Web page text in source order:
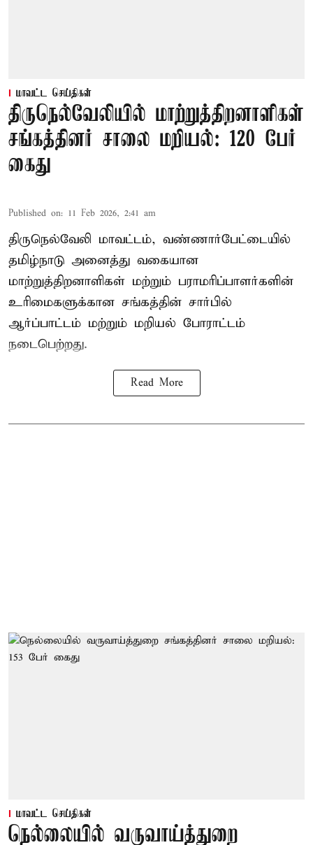
மாவட்ட செய்திகள்
திருநெல்வேலியில் மாற்றுத்திறனாளிகள்
சங்கத்தினர் சாலை மறியல்: 120 பேர்
கைது
Published on: 11 Feb 2026, 2:41 am
திருநெல்வேலி மாவட்டம், வண்ணார்பேட்டையில்
தமிழ்நாடு அனைத்து வகையான
மாற்றுத்திறனாளிகள் மற்றும் பராமரிப்பாளர்களின்
உரிமைகளுக்கான சங்கத்தின் சார்பில்
ஆர்ப்பாட்டம் மற்றும் மறியல் போராட்டம்
நடைபெற்றது.
Read More
மாவட்ட செய்திகள்
நெல்லையில் வருவாய்த்துறை